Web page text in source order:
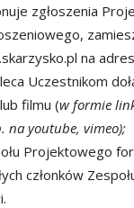
zgłoszenia
na
Uczestnikom
filmu (w formie
na youtube, vimeo);
Projektowego
członków